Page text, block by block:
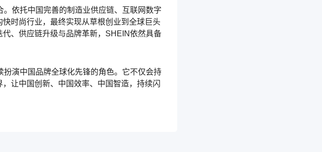
依托中国完善的制造业供应链、互联网数字
时尚行业，最终实现从草根创业到全球巨头
、供应链升级与品牌革新，SHEIN依然具备
演中国品牌全球化先锋的角色。它不仅会持
让中国创新、中国效率、中国智造，持续闪